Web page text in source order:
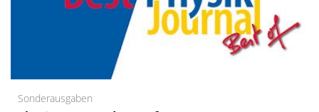
Sonderausgaben